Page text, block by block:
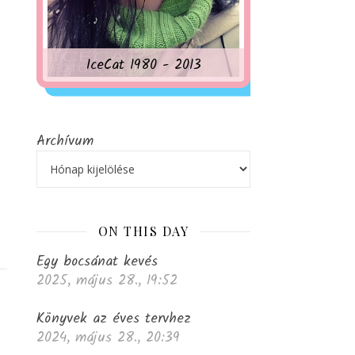
IceCat 1980 - 2013
Archívum
ON THIS DAY
Egy bocsánat kevés
2025, május 28., 19:52
Könyvek az éves tervhez
2024, május 28., 20:39